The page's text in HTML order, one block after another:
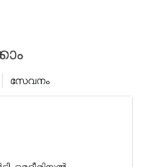
സേവനം